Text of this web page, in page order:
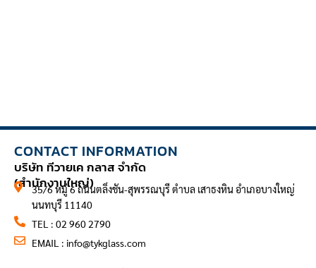
CONTACT INFORMATION
บริษัท ทีวายเค กลาส จำกัด
(สำนักงานใหญ่)
35/6 หมู่ 6 ถนนตลิ่งชัน-สุพรรณบุรี ตำบล เสาธงหิน อำเภอบางใหญ่
นนทบุรี 11140
TEL : 02 960 2790
EMAIL : info@tykglass.com